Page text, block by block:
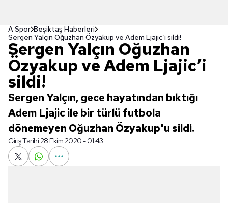
A Spor Beşiktaş Haberleri
Sergen Yalçın Oğuzhan Özyakup ve Adem Ljajic’i sildi!
Sergen Yalçın Oğuzhan
Özyakup ve Adem Ljajic’i
sildi!
Sergen Yalçın, gece hayatından bıktığı
Adem Ljajic ile bir türlü futbola
dönemeyen Oğuzhan Özyakup'u sildi.
Giriş Tarihi:28 Ekim 2020 - 01:43